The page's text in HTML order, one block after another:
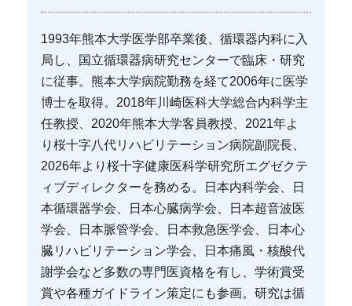
1993年熊本大学医学部卒業後、循環器内科に入
局し、国立循環器病研究センターで臨床・研究
に従事。熊本大学病院勤務を経て2006年に医学
博士を取得。2018年川崎医科大学総合内科学主
任教授、2020年熊本大学客員教授、2021年よ
り桜十字八代リハビリテーション病院副院長、
2026年より桜十字健康医科学研究所エグゼクテ
ィブディレクターを務める。日本内科学会、日
本循環器学会、日本心臓病学会、日本超音波医
学会、日本脈管学会、日本救急医学会、日本心
臓リハビリテーション学会、日本痛風・核酸代
謝学会など多数の専門医資格を有し、学術賞受
賞や各種ガイドライン策定にも参画。研究は循